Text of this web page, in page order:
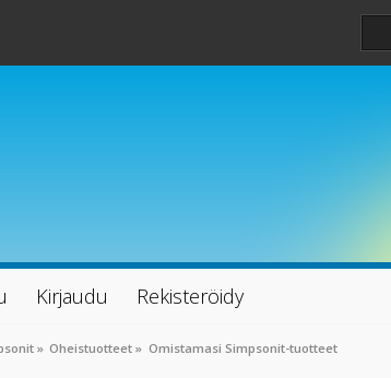
Kirjaudu Rekisteröidy
» Oheistuotteet » Omistamasi Simpsonit-tuotteet